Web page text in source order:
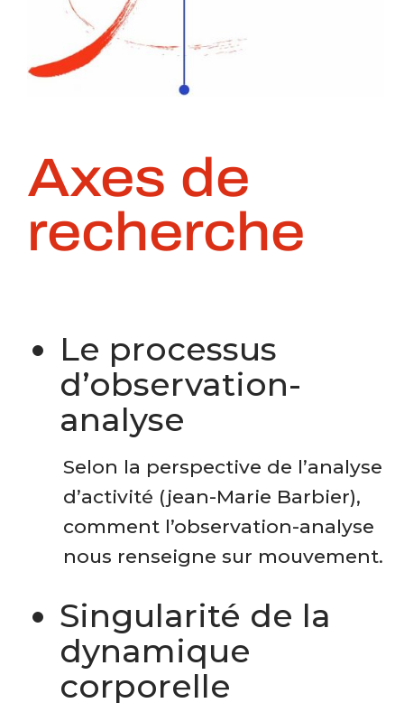
Axes de
recherche
Le processus
d’observation-
analyse
Selon la perspective de l’analyse
d’activité (jean-Marie Barbier),
comment l’observation-analyse
nous renseigne sur mouvement.
Singularité de la
dynamique
corporelle